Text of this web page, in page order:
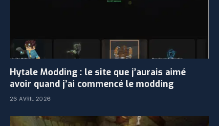
Hytale Modding : le site que j’aurais aimé
avoir quand j’ai commencé le modding
26 AVRIL 2026